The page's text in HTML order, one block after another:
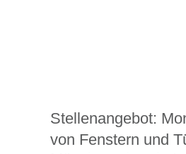
Stellenangebot:
von Fenstern und